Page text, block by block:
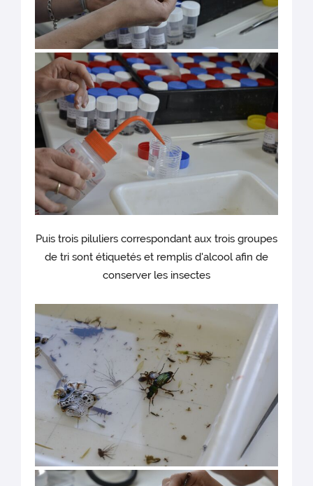
Puis trois piluliers correspondant aux trois groupes
de tri sont étiquetés et remplis d'alcool afin de
conserver les insectes